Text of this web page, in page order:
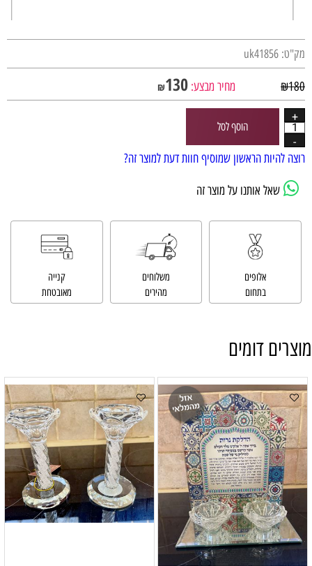
מק"ט: uk41856
₪180 מחיר מבצע: ₪130
הוסף לסל
רוצה להיות הראשון שמוסיף חוות דעת למוצר זה?
שאל אותנו על מוצר זה
אלופים
בתחום
משלוחים
מהירים
קנייה
מאובטחת
מוצרים דומים